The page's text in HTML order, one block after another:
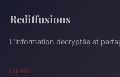
Rediffusions
L'information décryptée et
LIENS